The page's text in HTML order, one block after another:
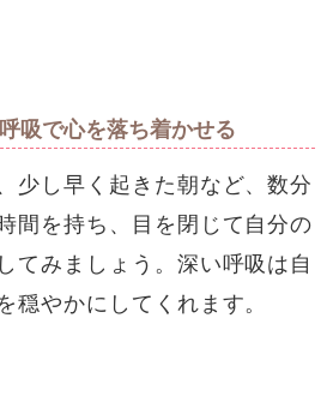
吸で心を落ち着かせる
少し早く起きた朝など、数分
間を持ち、目を閉じて自分の
てみましょう。深い呼吸は自
穏やかにしてくれます。